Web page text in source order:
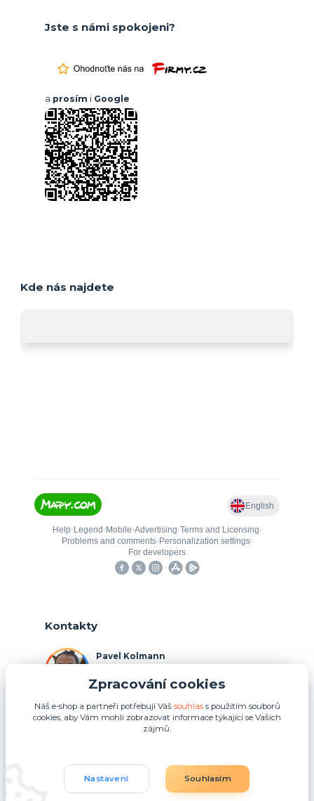
Jste s námi spokojeni?
a prosím i Google
Kde nás najdete
Kontakty
Pavel Kolmann
(Po-Ne, 8:00-17:00 hod.)
p.kolmann@coolplays.cz
Zpracování cookies
Náš e-shop a partneři potřebují Váš souhlass použitím souborů
cookies, aby Vám mohli zobrazovat informace týkající se Vašich
zájmů.
Nastavení Souhlasím